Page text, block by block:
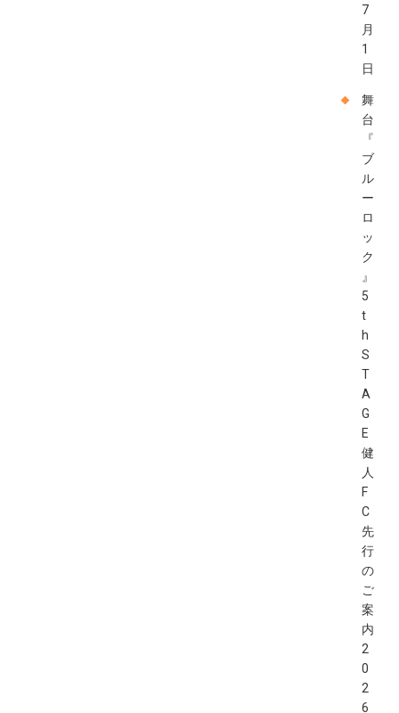
7
月
1
日
舞
台
『
ブ
ル
ー
ロ
ッ
ク
』
5
t
h
S
T
A
G
E
健
人
F
C
先
行
の
ご
案
内
2
0
2
6